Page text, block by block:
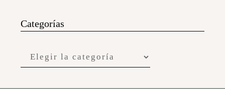
Categorías